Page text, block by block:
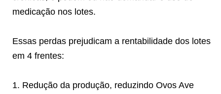
medicação nos lotes.
Essas perdas prejudicam a rentabilidade dos lotes
em 4 frentes:
1. Redução da produção, reduzindo Ovos Ave